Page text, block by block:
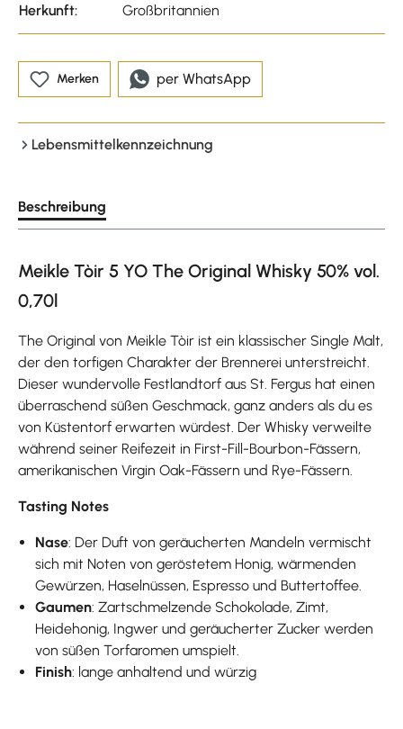
Herkunft:
Großbritannien
Merken per WhatsApp
Lebensmittelkennzeichnung
Beschreibung
Meikle Tòir 5 YO The Original Whisky 50% vol.
0,70l
The Original von Meikle Tòir ist ein klassischer Single Malt,
der den torfigen Charakter der Brennerei unterstreicht.
Dieser wundervolle Festlandtorf aus St. Fergus hat einen
überraschend süßen Geschmack, ganz anders als du es
von Küstentorf erwarten würdest. Der Whisky verweilte
während seiner Reifezeit in First-Fill-Bourbon-Fässern,
amerikanischen Virgin Oak-Fässern und Rye-Fässern.
Tasting Notes
Nase: Der Duft von geräucherten Mandeln vermischt
sich mit Noten von geröstetem Honig, wärmenden
Gewürzen, Haselnüssen, Espresso und Buttertoffee.
Gaumen: Zartschmelzende Schokolade, Zimt,
Heidehonig, Ingwer und geräucherter Zucker werden
von süßen Torfaromen umspielt.
Finish: lange anhaltend und würzig